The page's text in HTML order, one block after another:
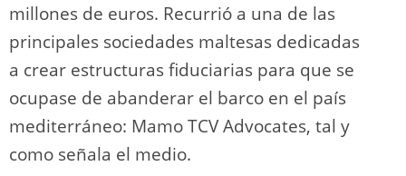
millones de euros. Recurrió a una de las
principales sociedades maltesas dedicadas
a crear estructuras fiduciarias para que se
ocupase de abanderar el barco en el país
mediterráneo: Mamo TCV Advocates, tal y
como señala el medio.